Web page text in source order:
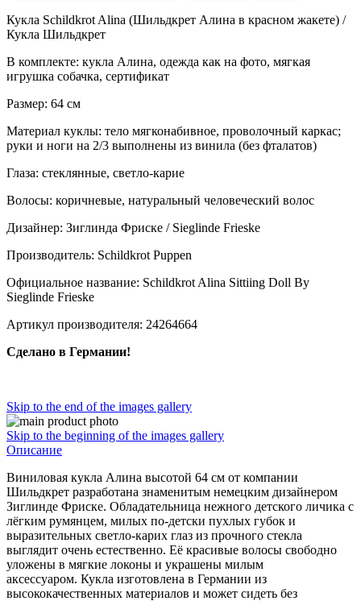
Кукла Schildkrot Alina (Шильдкрет Алина в красном жакете) /
Кукла Шильдкрет
В комплекте: кукла Алина, одежда как на фото, мягкая
игрушка собачка, сертификат
Размер: 64 см
Материал куклы: тело мягконабивное, проволочный каркас;
руки и ноги на 2/3 выполнены из винила (без фталатов)
Глаза: стеклянные, светло-карие
Волосы: коричневые, натуральный человеческий волос
Дизайнер: Зиглинда Фриске / Sieglinde Frieske
Производитель: Schildkrot Puppen
Официальное название: Schildkrot Alina Sittiing Doll By
Sieglinde Frieske
Артикул производителя: 24264664
Сделано в Германии!
Skip to the end of the images gallery
Skip to the beginning of the images gallery
Описание
Виниловая кукла Алина высотой 64 см от компании
Шильдкрет разработана знаменитым немецким дизайнером
Зиглинде Фриске. Обладательница нежного детского личика с
лёгким румянцем, милых по-детски пухлых губок и
выразительных светло-карих глаз из прочного стекла
выглядит очень естественно. Её красивые волосы свободно
уложены в мягкие локоны и украшены милым
аксессуаром. Кукла изготовлена в Германии из
высококачественных материалов и может сидеть без